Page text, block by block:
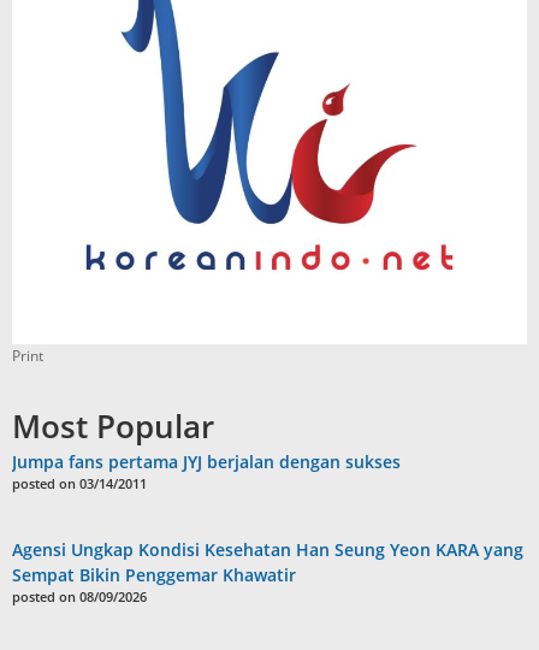
Print
Most Popular
Jumpa fans pertama JYJ berjalan dengan sukses
posted on 03/14/2011
Agensi Ungkap Kondisi Kesehatan Han Seung Yeon KARA yang
Sempat Bikin Penggemar Khawatir
posted on 08/09/2026